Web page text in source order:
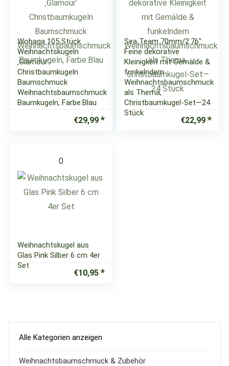
Wohaga 105 Stück
Weihnachtskugeln
‚Glamour‘
Christbaumkugeln
Baumschmuck
Weihnachtsbaumschmuck
Baumkugeln, Farbe:Blau
€29,99
Sea Team 70mm/2.76″
Feine dekorative
Kleinigkeit mit Gemälde &
funkelndem
Weihnachtsbaumschmuck
als Thema,
Christbaumkugel-Set—24
Stück
€22,99
0
Weihnachtskugel aus
Glas Pink Silber 6 cm 4er
Set
€10,95
Alle Kategorien anzeigen
Weihnachtsbaumschmuck & Zubehör